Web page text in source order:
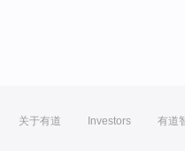
关于有道 Investors 有道